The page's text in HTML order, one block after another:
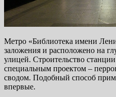
Метро «Библиотека имени
заложения и расположено на
улицей. Строительство
специальным проектом –
сводом. Подобный способ
впервые.